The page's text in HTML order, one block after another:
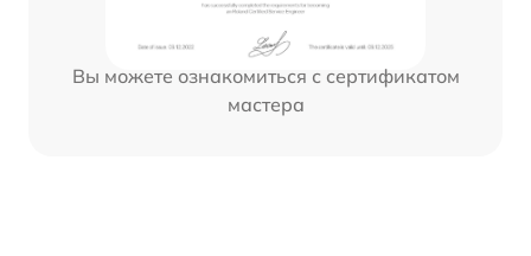
Вы можете ознакомиться с сертификатом
мастера